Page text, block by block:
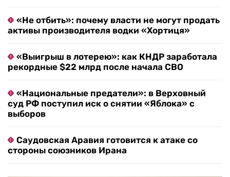
«Не отбить»: почему власти не могут продать
активы производителя водки «Хортиця»
«Выигрыш в лотерею»: как КНДР заработала
рекордные $22 млрд после начала СВО
«Национальные предатели»: в Верховный
суд РФ поступил иск о снятии «Яблока» с
выборов
Саудовская Аравия готовится к атаке со
стороны союзников Ирана